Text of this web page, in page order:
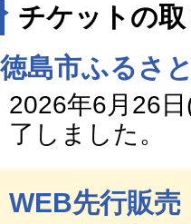
チケットの
徳島市ふるさ
2026年6月26
了しました。
WEB先行販売